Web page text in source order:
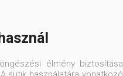
élmény biztosítása
sütik használatára vonatkozó